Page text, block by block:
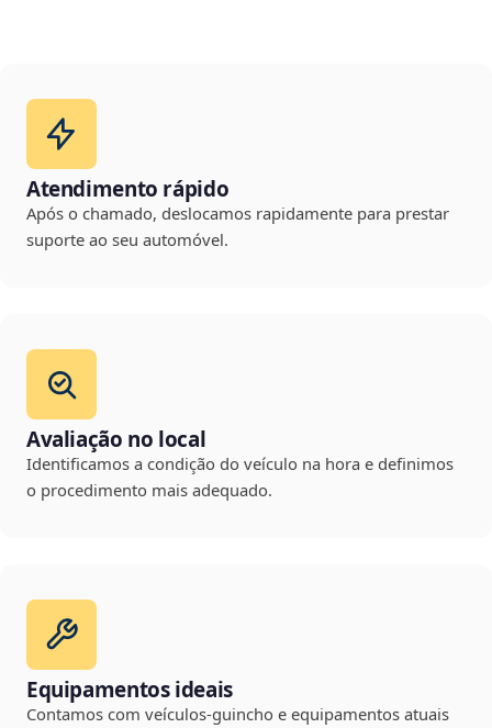
Atendimento rápido
Após o chamado, deslocamos rapidamente para prestar
suporte ao seu automóvel.
Avaliação no local
Identificamos a condição do veículo na hora e definimos
o procedimento mais adequado.
Equipamentos ideais
Contamos com veículos-guincho e equipamentos atuais